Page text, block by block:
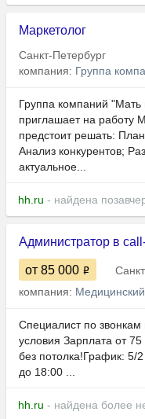
Маркетолог
Санкт-Петербург
компания: Группа
Группа компаний "Мать
приглашает на работу
предстоит решать:
Анализ конкурентов;
актуальное...
hh.ru - найдена
Администратор в
от 85 000
компания:
Специалист по
условия Зарплата от
без потолка!График:
до 18:00 ...
hh.ru - найдена более